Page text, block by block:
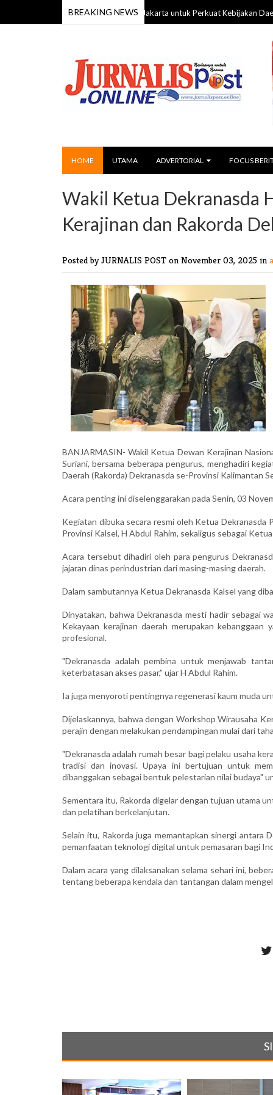
BREAKING NEWS
Kesejahteraan Rakyat DKI Jakarta untuk Perkuat Kebijakan Daerah 06
HOME UTAMA ADVERTORIAL FOCUS
Wakil Ketua Dekranasda
Kerajinan dan Rakorda
Posted by JURNALIS POST on November 03, 2025 in
​BANJARMASIN- Wakil Ketua Dewan Kerajinan
Suriani, bersama beberapa pengurus, menghadiri
Daerah (Rakorda) Dekranasda se-Provinsi Kalimantan
Acara penting ini diselenggarakan pada Senin, 03
​Kegiatan dibuka secara resmi oleh Ketua Dekranasda
Provinsi Kalsel, H Abdul Rahim, sekaligus sebagai
Acara tersebut dihadiri oleh para pengurus
jajaran dinas perindustrian dari masing-masing daerah.
​Dalam sambutannya Ketua Dekranasda Kalsel yang
Dinyatakan, bahwa Dekranasda mesti hadir sebagai
Kekayaan kerajinan daerah merupakan
profesional.
"Dekranasda adalah pembina untuk menjawab
keterbatasan akses pasar,” ujar H Abdul Rahim.
Ia juga menyoroti pentingnya regenerasi kaum muda
​Dijelaskannya, bahwa dengan Workshop Wirausaha
perajin dengan melakukan pendampingan mulai dari
"Dekranasda adalah rumah besar bagi pelaku usaha
tradisi dan inovasi. Upaya ini bertujuan untuk
dibanggakan sebagai bentuk pelestarian nilai budaya"
​Sementara itu, Rakorda digelar dengan tujuan utama
dan pelatihan berkelanjutan.
Selain itu, Rakorda juga memantapkan sinergi antara
pemanfaatan teknologi digital untuk pemasaran bagi
​Dalam acara yang dilaksanakan selama sehari ini,
tentang beberapa kendala dan tantangan dalam